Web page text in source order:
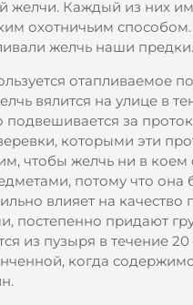
желчи. Каждый из них
охотничьим
желчь наши предки.
отапливаемое
вялится на улице в
подвешивается за
которыми эти
чтобы желчь ни в коем
потому что она
влияет на
постепенно придают
из пузыря в течение
когда